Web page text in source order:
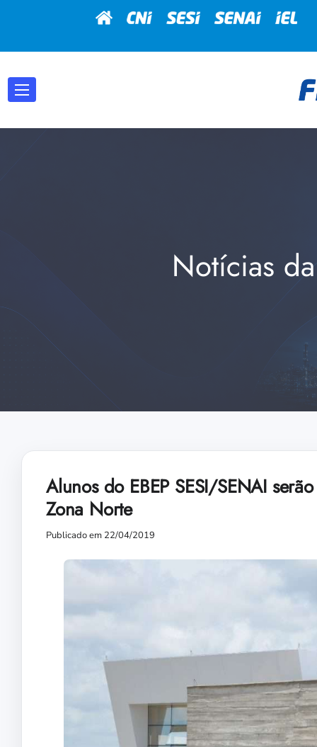
Notícias
Alunos do EBEP SESI/SENAI
Zona Norte
Publicado em 22/04/2019